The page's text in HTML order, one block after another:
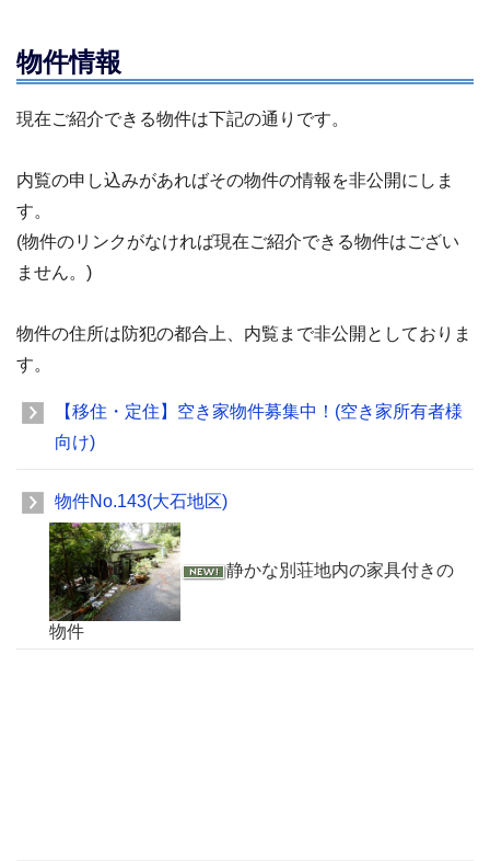
物件情報
現在ご紹介できる物件は下記の通りです。
内覧の申し込みがあればその物件の情報を非公開にしま
す。
(物件のリンクがなければ現在ご紹介できる物件はござい
ません。)
物件の住所は防犯の都合上、内覧まで非公開としておりま
す。
【移住・定住】空き家物件募集中！(空き家所有者様
向け)
物件No.143(大石地区)
静かな別荘地内の家具付きの
物件